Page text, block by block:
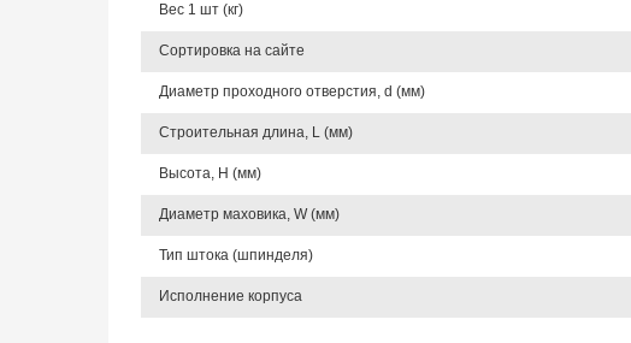
Вес 1 шт (кг)
Сортировка на сайте
Диаметр проходного отверстия, d (мм)
Строительная длина, L (мм)
Высота, Н (мм)
Диаметр маховика, W (мм)
Тип штока (шпинделя)
Исполнение корпуса